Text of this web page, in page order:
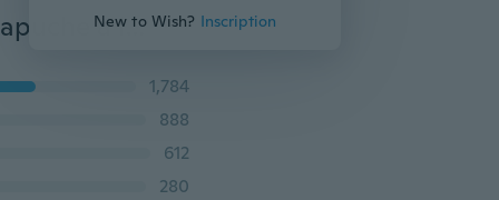
New to Wish? Inscription
Women Gardigan Hoodies Girl - Sweat à capuche à capuche à l'effigie de l'ours en peluche pour l'hiver
1,784
888
612
280